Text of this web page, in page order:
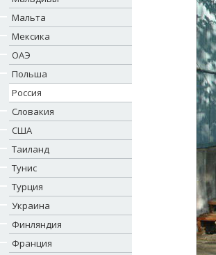
Мальта
Мексика
ОАЭ
Польша
Россия
Словакия
США
Таиланд
Тунис
Турция
Украина
Финляндия
Франция